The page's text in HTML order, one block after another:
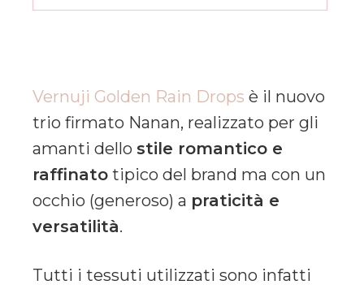
Vernuji Golden Rain Drops è il nuovo
trio firmato Nanan, realizzato per gli
amanti dello stile romantico e
raffinato tipico del brand ma con un
occhio (generoso) a praticità e
versatilità.
Tutti i tessuti utilizzati sono infatti